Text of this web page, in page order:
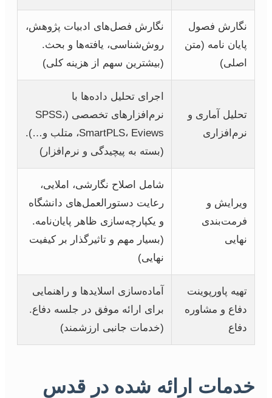
نگارش فصول
پایان نامه (متن
اصلی)
نگارش فصل‌های ادبیات پژوهش،
روش‌شناسی، یافته‌ها و بحث.
(بیشترین سهم از هزینه کلی)
تحلیل آماری و
نرم‌افزاری
اجرای تحلیل داده‌ها با
نرم‌افزارهای تخصصی (SPSS،
SmartPLS، Eviews، متلب و…).
(بسته به پیچیدگی و نرم‌افزار)
ویرایش و
فرمت‌بندی
نهایی
شامل اصلاح نگارشی، املایی،
رعایت دستورالعمل‌های دانشگاه
و یکپارچه‌سازی ظاهر پایان‌نامه.
(بسیار مهم و تاثیرگذار بر کیفیت
نهایی)
تهیه پاورپوینت
دفاع و مشاوره
دفاع
آماده‌سازی اسلایدها و راهنمایی
برای ارائه موفق در جلسه دفاع.
(خدمات جانبی ارزشمند)
خدمات ارائه شده در قدس